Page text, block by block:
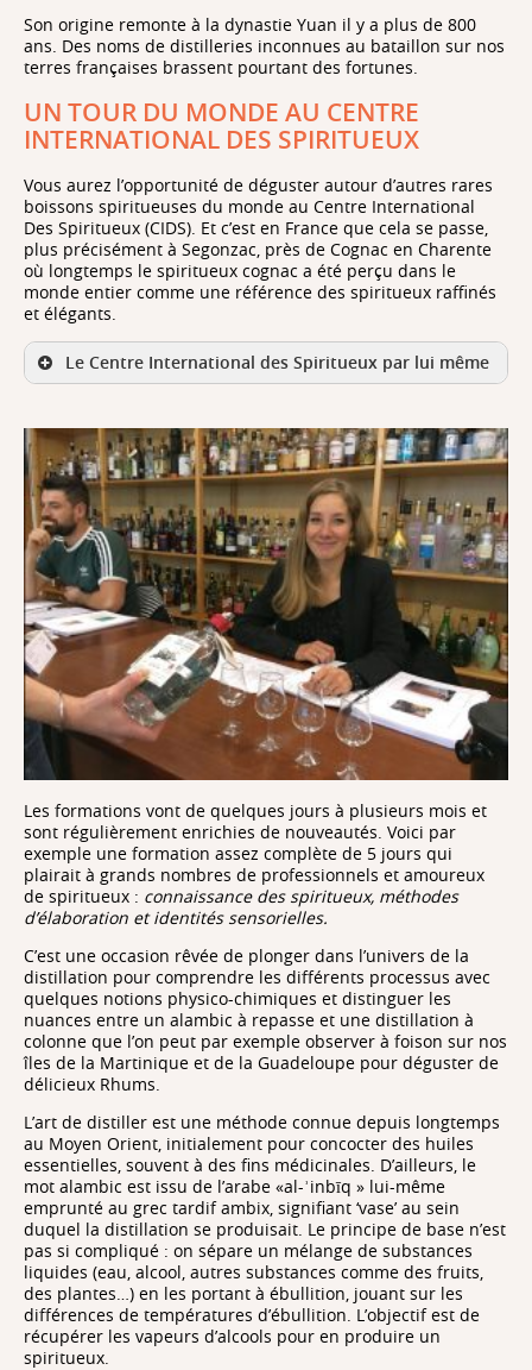
Son origine remonte à la dynastie Yuan il y a plus de 800
ans. Des noms de distilleries inconnues au bataillon sur nos
terres françaises brassent pourtant des fortunes.
UN TOUR DU MONDE AU CENTRE
INTERNATIONAL DES SPIRITUEUX
Vous aurez l’opportunité de déguster autour d’autres rares
boissons spiritueuses du monde au Centre International
Des Spiritueux (CIDS). Et c’est en France que cela se passe,
plus précisément à Segonzac, près de Cognac en Charente
où longtemps le spiritueux cognac a été perçu dans le
monde entier comme une référence des spiritueux raffinés
et élégants.
Le Centre International des Spiritueux par lui même
ici
Les formations vont de quelques jours à plusieurs mois et
sont régulièrement enrichies de nouveautés. Voici par
exemple une formation assez complète de 5 jours qui
plairait à grands nombres de professionnels et amoureux
de spiritueux : connaissance des spiritueux, méthodes
d’élaboration et identités sensorielles.
C’est une occasion rêvée de plonger dans l’univers de la
distillation pour comprendre les différents processus avec
quelques notions physico-chimiques et distinguer les
nuances entre un alambic à repasse et une distillation à
colonne que l’on peut par exemple observer à foison sur nos
îles de la Martinique et de la Guadeloupe pour déguster de
délicieux Rhums.
L’art de distiller est une méthode connue depuis longtemps
au Moyen Orient, initialement pour concocter des huiles
essentielles, souvent à des fins médicinales. D’ailleurs, le
mot alambic est issu de l’arabe «al-ʾinbīq » lui-même
emprunté au grec tardif ambix, signifiant ‘vase’ au sein
duquel la distillation se produisait. Le principe de base n’est
pas si compliqué : on sépare un mélange de substances
liquides (eau, alcool, autres substances comme des fruits,
des plantes…) en les portant à ébullition, jouant sur les
différences de températures d’ébullition. L’objectif est de
récupérer les vapeurs d’alcools pour en produire un
spiritueux.